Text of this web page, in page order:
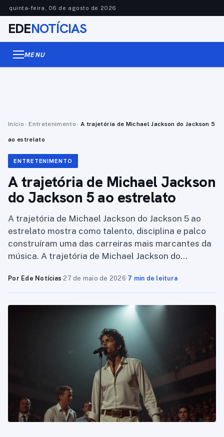
quinta-feira, 06 de agosto de 2026
EDENOTÍCIAS
MENU
Início › Entretenimento › A trajetória de Michael Jackson do Jackson 5
ao estrelato
ENTRETENIMENTO
A trajetória de Michael Jackson
do Jackson 5 ao estrelato
A trajetória de Michael Jackson do Jackson 5 ao
estrelato mostra como talento, disciplina e palco
construíram uma das carreiras mais marcantes da
música. A trajetória de Michael Jackson do…
Por Ede Notícias·27 de maio de 2026·7 min de leitura